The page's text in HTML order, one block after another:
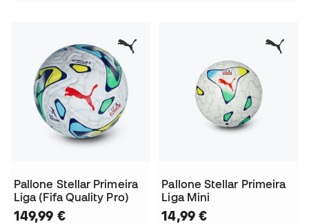
Pallone Stellar Primeira
Liga (Fifa Quality Pro)
149,99 €
Pallone Stellar Primeira
Liga Mini
14,99 €